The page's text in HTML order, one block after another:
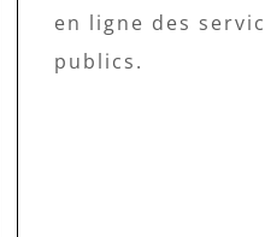
en ligne des
publics.